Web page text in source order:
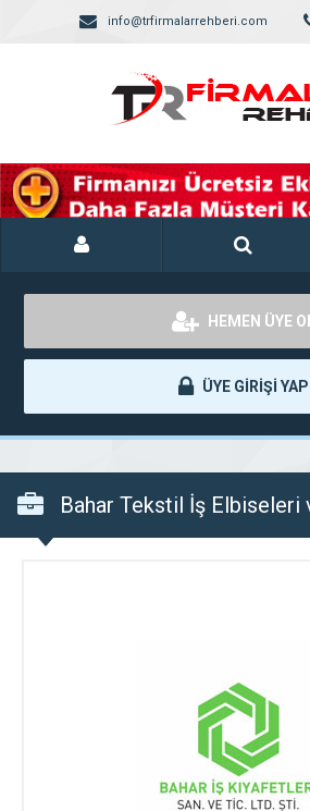
info@trfirmalarrehberi.com
HEMEN ÜYE
ÜYE GİRİŞİ YAP
Bahar Tekstil İş Elbiseleri